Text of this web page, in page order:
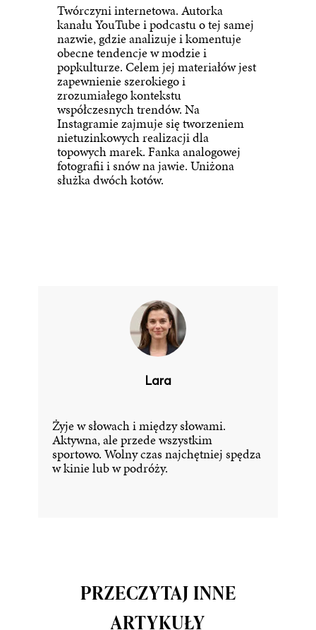
Twórczyni internetowa. Autorka
kanału YouTube i podcastu o tej samej
nazwie, gdzie analizuje i komentuje
obecne tendencje w modzie i
popkulturze. Celem jej materiałów jest
zapewnienie szerokiego i
zrozumiałego kontekstu
współczesnych trendów. Na
Instagramie zajmuje się tworzeniem
nietuzinkowych realizacji dla
topowych marek. Fanka analogowej
fotografii i snów na jawie. Uniżona
służka dwóch kotów.
Lara
Żyje w słowach i między słowami.
Aktywna, ale przede wszystkim
sportowo. Wolny czas najchętniej spędza
w kinie lub w podróży.
PRZECZYTAJ INNE
ARTYKUŁY